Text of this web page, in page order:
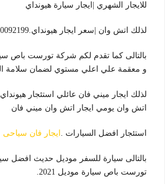
للايجار الشهري |ايجار سيارة هيونداي
لذلك اتش وان |سعر ايجار هيونداي.01100092199
بالتالى كما تقدم لكم شركة تورست باص
و معقمة علي اعلي مستوي لضمان سلامة
اتش وان يومي ايجار اتش وان ميني فان
استئجار افضل السيارات . ايجار فان سياحى
بالتالى سيارة للسفر موديل حديث افضل
تورست باص سيارة موديل 2021.